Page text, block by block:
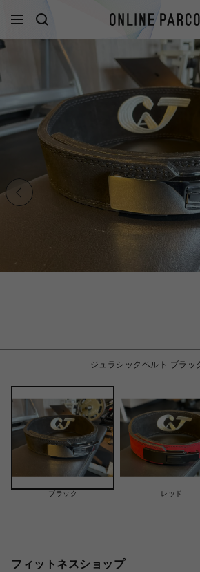
ジュラシックベルト ブラッ
ブラック レッド
フィットネスショップ